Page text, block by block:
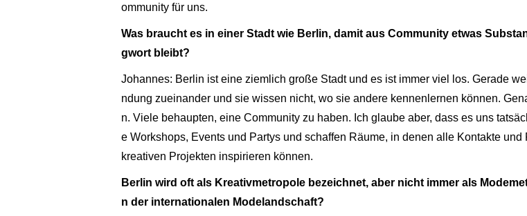
ommunity für uns.
Was braucht es in einer Stadt wie Berlin, damit aus Community etwas
gwort bleibt?
Johannes: Berlin ist eine ziemlich große Stadt und es ist immer viel los. Gerade
ndung zueinander und sie wissen nicht, wo sie andere kennenlernen können.
n. Viele behaupten, eine Community zu haben. Ich glaube aber, dass es uns
e Workshops, Events und Partys und schaffen Räume, in denen alle Kontakte
kreativen Projekten inspirieren können.
Berlin wird oft als Kreativmetropole bezeichnet, aber nicht immer als
n der internationalen Modelandschaft?